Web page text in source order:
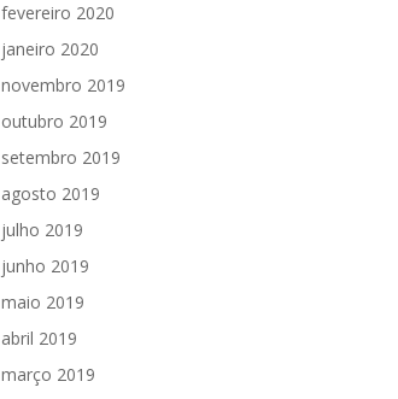
fevereiro 2020
janeiro 2020
novembro 2019
outubro 2019
setembro 2019
agosto 2019
julho 2019
junho 2019
maio 2019
abril 2019
março 2019